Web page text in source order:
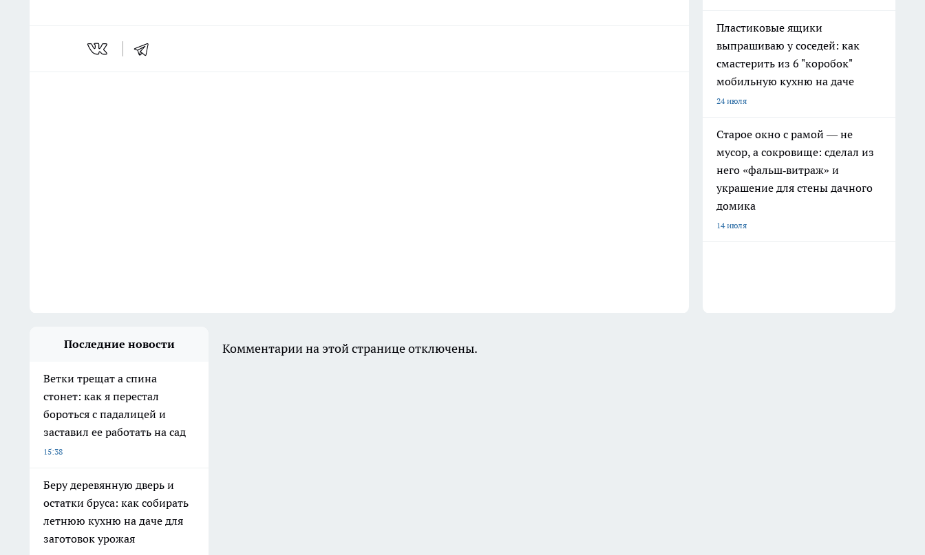
Пластиковые ящики
выпрашиваю у соседей: как
смастерить из 6 "коробок"
мобильную кухню на даче
24 июля
Старое окно с рамой — не
мусор, а сокровище: сделал из
него «фальш‑витраж» и
украшение для стены дачного
домика
14 июля
Последние новости
Ветки трещат а спина
стонет: как я перестал
бороться с падалицей и
заставил ее работать на сад
15:38
Беру деревянную дверь и
остатки бруса: как собирать
летнюю кухню на даче для
заготовок урожая
Комментарии на этой странице отключены.